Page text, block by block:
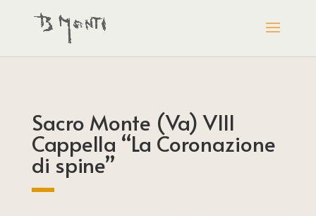
Sacro Monte (Va) VIII
Cappella “La Coronazione
di spine”